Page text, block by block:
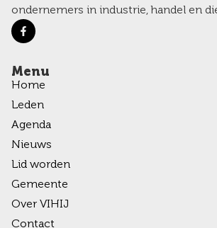
ondernemers in industrie, handel en
Menu
Home
Leden
Agenda
Nieuws
Lid worden
Gemeente
Over VIHIJ
Contact